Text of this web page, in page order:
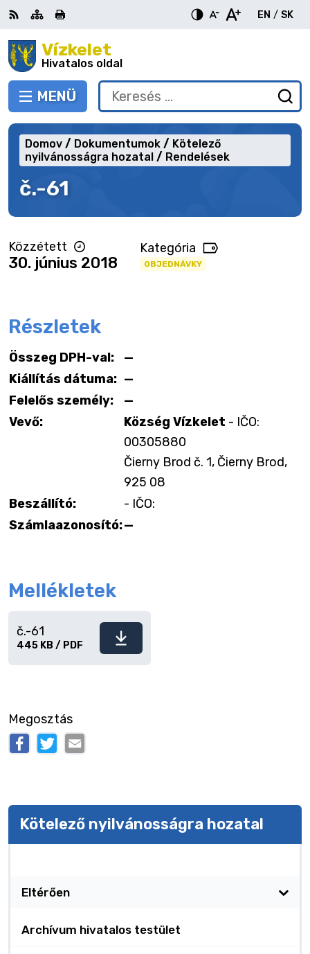
Ugrás
a
tartalomraVízkelet
Hivatalos oldal
VÁLTÁS
MENÜ
RSS Oldaltérkép
Nyomtatás
EN
English
/ SK
Keresés:
be
a
č.-61
Domov Dokumentumok
Kötelező
nyilvánosságra hozatal
Rendelések
Közzétett
30. június 2018
Kategória
OBJEDNÁVKY
Részletek
Összeg DPH-val:
—
Kiállítás dátuma: —
Felelős személy:
—
Vevő:
Község Vízkelet - IČO:
00305880
Čierny Brod č. 1, Čierny Brod,
925 08
Beszállító:
- IČO:
Számlaazonosító:—
Mellékletek
Fájl
č.-61
445 KB / PDF
Megosztás
Kötelező nyilvánosságra hozatal
Eltérően
Archívum hivatalos testület